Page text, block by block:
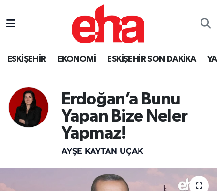
ESKİŞEHİR EKONOMİ ESKİŞEHİR SON DAKİKA
Erdoğan’a Bunu
Yapan Bize Neler
Yapmaz!
AYŞE KAYTAN UÇAK